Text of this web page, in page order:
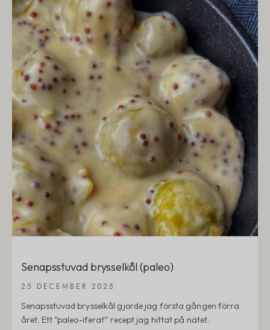
Senapsstuvad brysselkål (paleo)
25 DECEMBER 2025
Senapsstuvad brysselkål gjorde jag första gången förra
året. Ett ”paleo-iferat” recept jag hittat på nätet.